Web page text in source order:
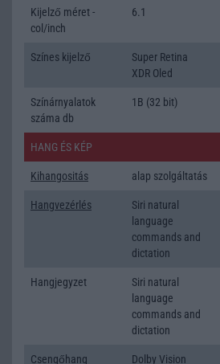
Kijelző méret -
col/inch
6.1
Színes kijelző
Super Retina
XDR Oled
Színárnyalatok
száma db
1B (32 bit)
HANG ÉS KÉP
Kihangositás alap szolgáltatás
Hangvezérlés
Siri natural
language
commands and
dictation
Hangjegyzet
Siri natural
language
commands and
dictation
Csengőhang Dolby Vision